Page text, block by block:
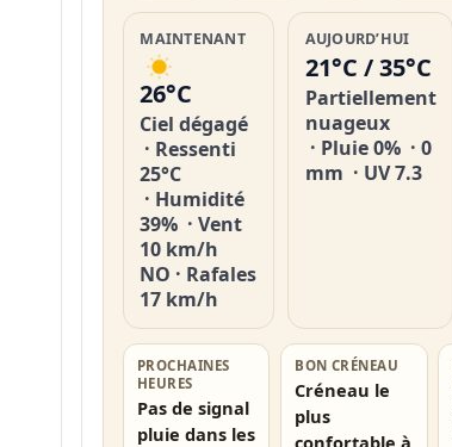
MAINTENANT
26°C
Ciel dégagé
· Ressenti
25°C
· Humidité
39% · Vent
10 km/h
NO · Rafales
17 km/h
AUJOURD’HUI
21°C / 35°C
Partiellement
nuageux
· Pluie 0% · 0
mm · UV 7.3
PROCHAINES
HEURES
Pas de signal
pluie dans les
BON CRÉNEAU
Créneau le
plus